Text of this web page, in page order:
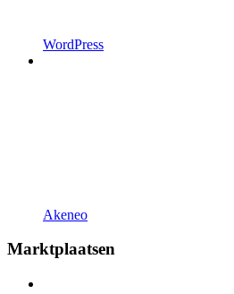
WordPress
Akeneo
Marktplaatsen